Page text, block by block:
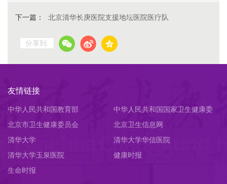
下一篇： 北京清华长庚医院支援地坛医院医疗队
分享到:
友情链接
中华人民共和国教育部
中华人民共和国国家卫生健康委
员会
北京市卫生健康委员会
北京卫生信息网
清华大学
清华大学华信医院
清华大学玉泉医院
健康时报
生命时报